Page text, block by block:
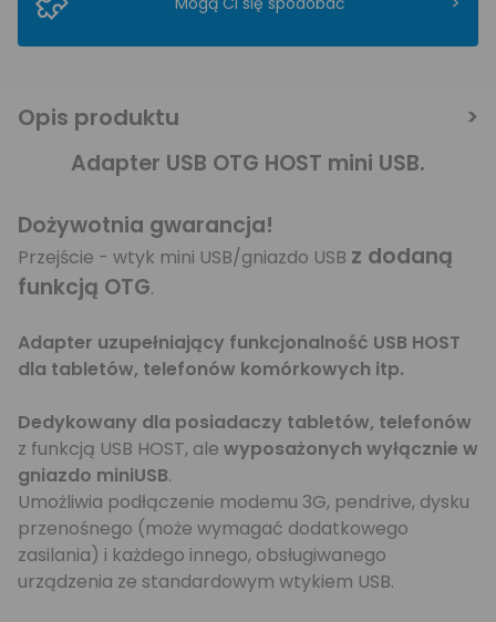
Opis produktu
Adapter USB OTG HOST mini USB.
Dożywotnia gwarancja!
Przejście - wtyk mini USB/gniazdo USB z dodaną
funkcją OTG.
Adapter uzupełniający funkcjonalność USB HOST
dla tabletów, telefonów komórkowych itp.
Dedykowany dla posiadaczy tabletów, telefonów
z funkcją USB HOST, ale wyposażonych wyłącznie w
gniazdo miniUSB.
Umożliwia podłączenie modemu 3G, pendrive, dysku
przenośnego (może wymagać dodatkowego
zasilania) i każdego innego, obsługiwanego
urządzenia ze standardowym wtykiem USB.